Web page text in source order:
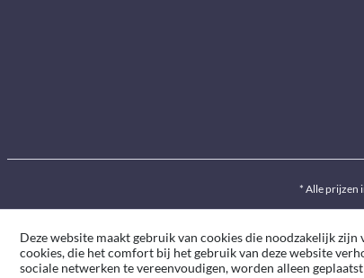
* Alle prijzen
Deze website maakt gebruik van cookies die noodzakelijk
cookies, die het comfort bij het gebruik van deze website
sociale netwerken te vereenvoudigen, worden alleen